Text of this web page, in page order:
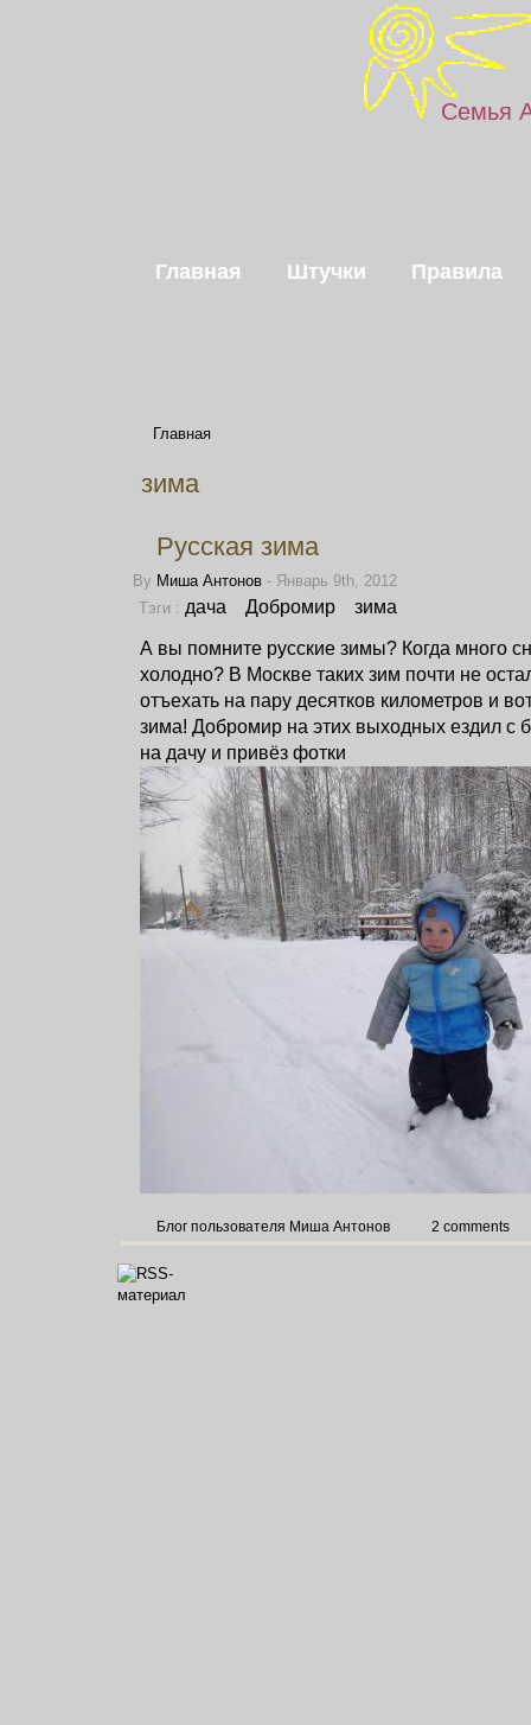
Семья
Главная Штучки Правила
Главная
зима
Русская зима
By Миша Антонов - Январь 9th, 2012
Тэги : дача Добромир зима
А вы помните русские зимы? Когда много
холодно? В Москве таких зим почти не
отъехать на пару десятков километров и
зима! Добромир на этих выходных ездил с
на дачу и привёз фотки
Блог пользователя Миша Антонов 2 comments